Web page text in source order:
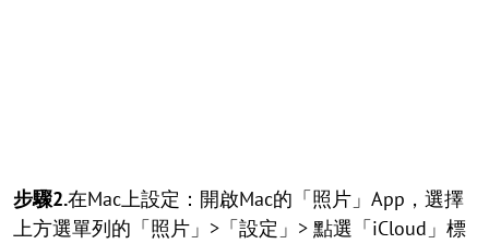
步驟2.在Mac上設定：開啟Mac的「照片」App，選擇
上方選單列的「照片」>「設定」> 點選「iCloud」標